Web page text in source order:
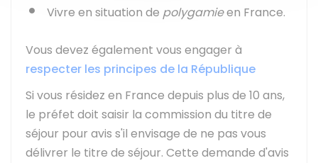
Vivre en situation de polygamieen France.
Vous devez également vous engager à
respecter les principes de la République
Si vous résidez en France depuis plus de 10 ans,
le préfet doit saisir la commission du titre de
séjour pour avis s'il envisage de ne pas vous
délivrer le titre de séjour. Cette demande d'avis